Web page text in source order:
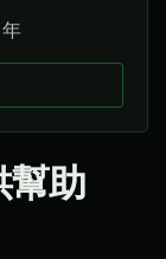
幫助